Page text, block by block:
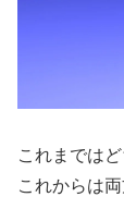
これまでは
これからは